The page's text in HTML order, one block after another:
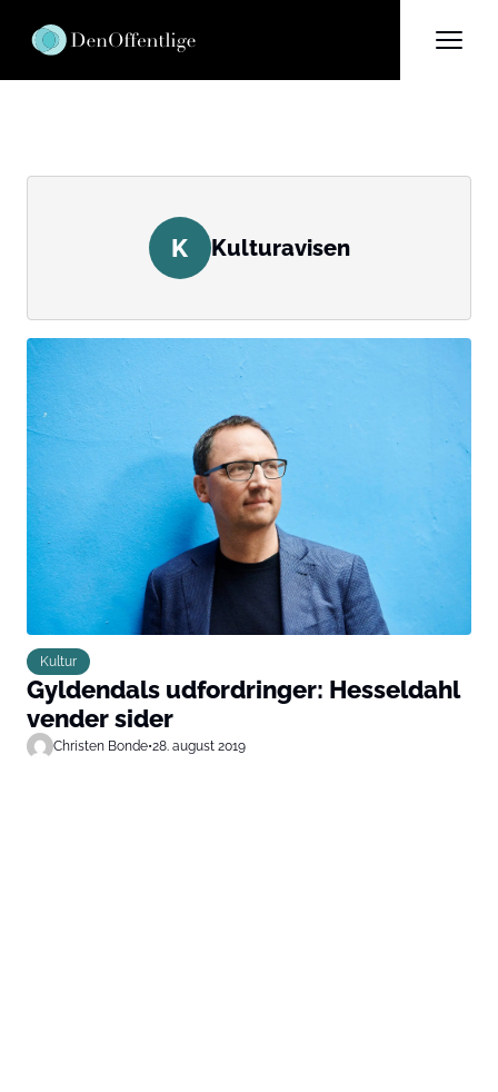
K Kulturavisen
Kultur
Gyldendals udfordringer: Hesseldahl
vender sider
Christen Bonde•28. august 2019